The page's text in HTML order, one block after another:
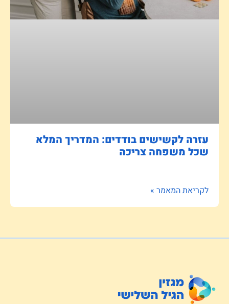
עזרה לקשישים בודדים: המדריך המלא
שכל משפחה צריכה
לקריאת המאמר »